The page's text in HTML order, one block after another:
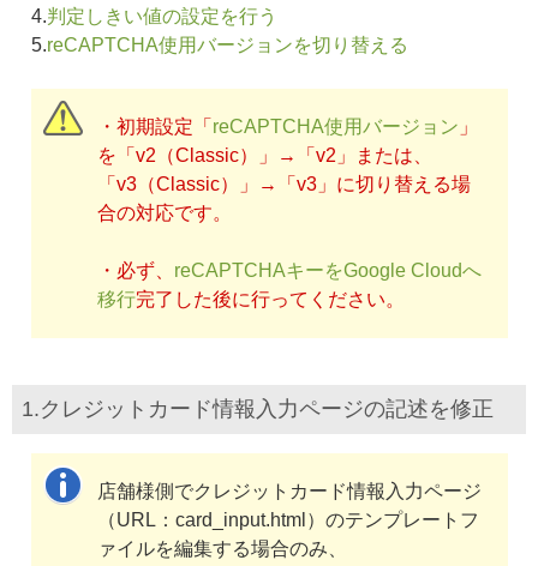
4.判定しきい値の設定を行う
5.reCAPTCHA使用バージョンを切り替える
・初期設定「 reCAPTCHA使用バージョン 」
を「v2（Classic）」→「v2」または、
「v3（Classic）」→「v3」に切り替える場
合の対応です。
・必ず、 reCAPTCHAキーをGoogle Cloudへ
移行完了した後に行ってください。
1.クレジットカード情報入力ページの記述を修正
店舗様側でクレジットカード情報入力ページ
（URL：card_input.html）のテンプレートフ
ァイルを編集する場合のみ、